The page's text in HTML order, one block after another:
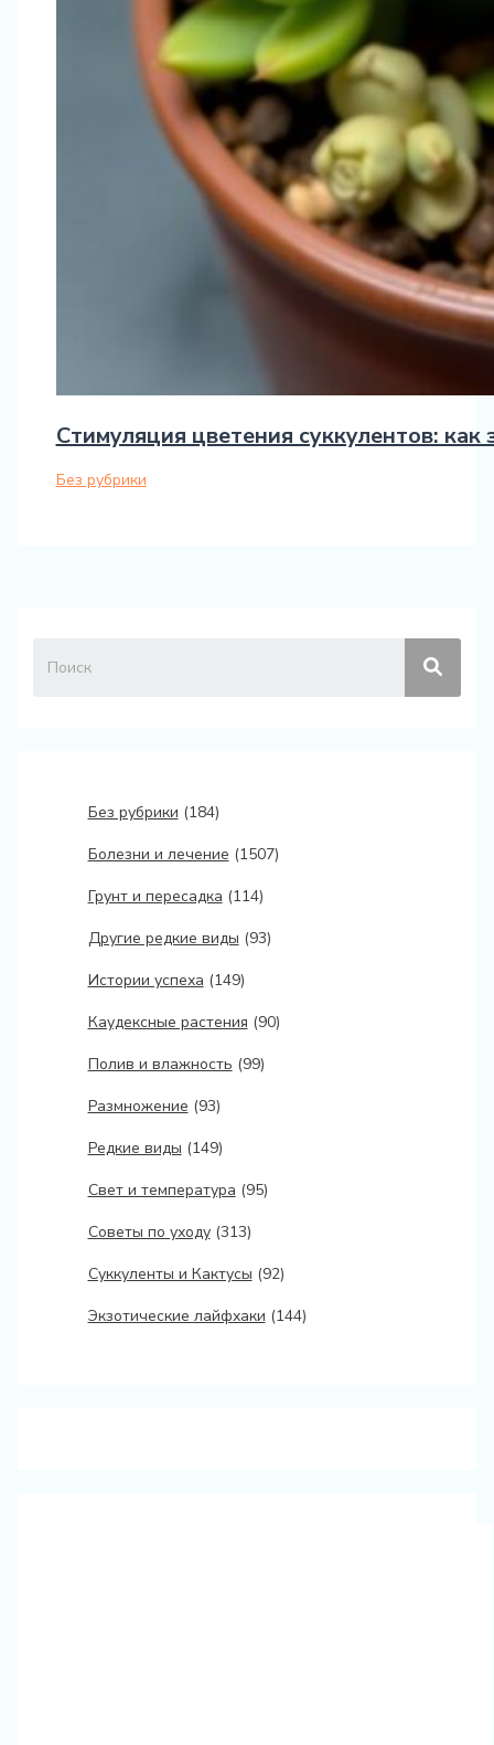
Стимуляция цветения суккулентов:
Без рубрики
Без рубрики (184)
Болезни и лечение (1507)
Грунт и пересадка (114)
Другие редкие виды (93)
Истории успеха (149)
Каудексные растения (90)
Полив и влажность (99)
Размножение (93)
Редкие виды (149)
Свет и температура (95)
Советы по уходу(313)
Суккуленты и Кактусы (92)
Экзотические лайфхаки (144)